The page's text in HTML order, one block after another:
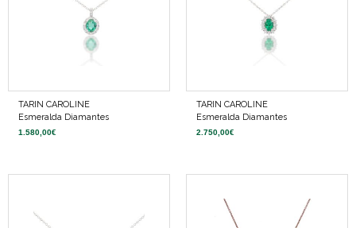
TARIN CAROLINE
Esmeralda Diamantes
1.580,00€
TARIN CAROLINE
Esmeralda Diamantes
2.750,00€